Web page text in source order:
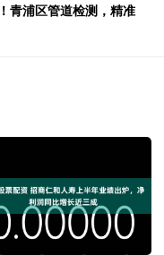
青浦区管道检测，精准